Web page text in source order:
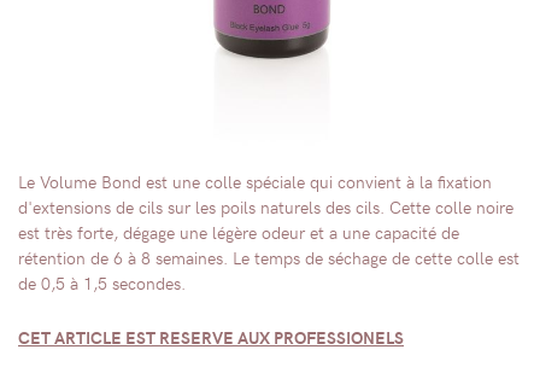
Le Volume Bond est une colle spéciale qui convient à la fixation
d'extensions de cils sur les poils naturels des cils. Cette colle noire
est très forte, dégage une légère odeur et a une capacité de
rétention de 6 à 8 semaines. Le temps de séchage de cette colle est
de 0,5 à 1,5 secondes.
CET ARTICLE EST RESERVE AUX PROFESSIONELS